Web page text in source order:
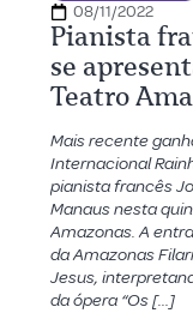
08/11/2022
Pianista
se
Teatro
Mais recente
Internacional
pianista francês
Manaus nesta
Amazonas. A
da Amazonas
Jesus,
da ópera “Os […]